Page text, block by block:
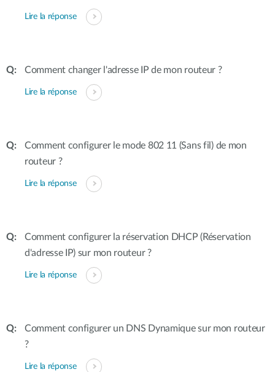
Lire la réponse
Comment changer l'adresse IP de mon routeur ?
Lire la réponse
Comment configurer le mode 802 11 (Sans fil) de mon
routeur ?
Lire la réponse
Comment configurer la réservation DHCP (Réservation
d'adresse IP) sur mon routeur ?
Lire la réponse
Comment configurer un DNS Dynamique sur mon routeur
?
Lire la réponse